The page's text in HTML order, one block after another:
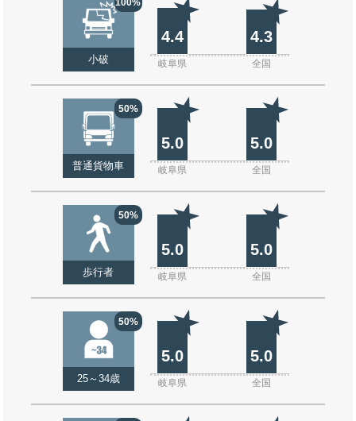
小破
4.4 4.3
岐阜県 全国
50%
普通貨物車
5.0 5.0
岐阜県 全国
50%
歩行者
5.0 5.0
岐阜県 全国
50%
25～34歳
5.0 5.0
岐阜県 全国